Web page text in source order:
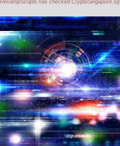
RevampScripts has checked CryptoSingapore.sg